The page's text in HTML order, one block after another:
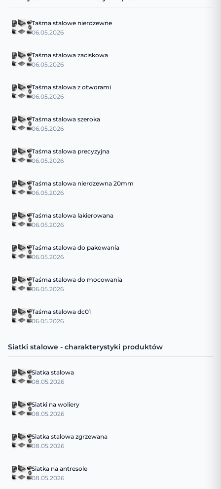
Taśma stalowe nierdzewne
06.05.2026
Taśma stalowa zaciskowa
06.05.2026
Taśma stalowa z otworami
06.05.2026
Taśma stalowa szeroka
06.05.2026
Taśma stalowa precyzyjna
06.05.2026
Taśma stalowa nierdzewna 20mm
06.05.2026
Taśma stalowa lakierowana
06.05.2026
Taśma stalowa do pakowania
06.05.2026
Taśma stalowa do mocowania
06.05.2026
Taśma stalowa dc01
06.05.2026
Siatki stalowe - charakterystyki produktów
Siatka stalowa
08.05.2026
Siatki na woliery
08.05.2026
Siatka stalowa zgrzewana
08.05.2026
Siatka na antresole
08.05.2026